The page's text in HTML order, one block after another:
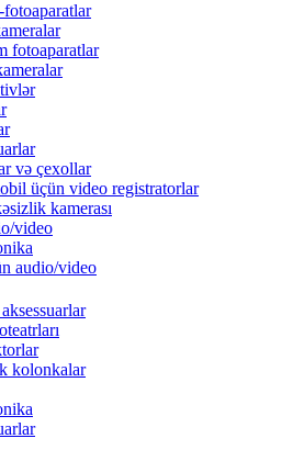
fotoaparatlar
və çexollar
üçün video registratorlar
kamerası
video
audio/video
kolonkalar